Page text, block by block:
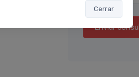
Cerrar
Enviar